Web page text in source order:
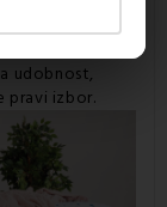
udobnost,
pravi izbor.